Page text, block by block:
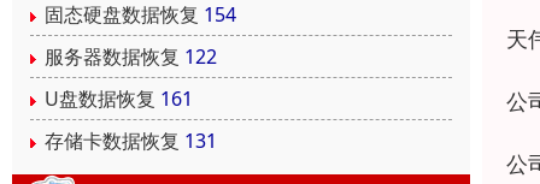
固态硬盘数据恢复 154
服务器数据恢复 122
U盘数据恢复 161
存储卡数据恢复 131
天
公
公